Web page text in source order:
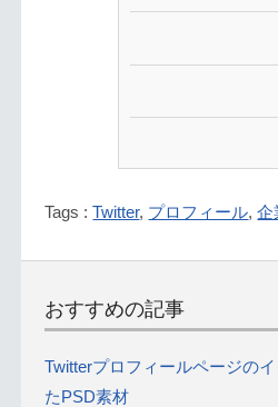
Tags :Twitter, プロフィール,企
おすすめの記事
Twitterプロフィールページの
たPSD素材